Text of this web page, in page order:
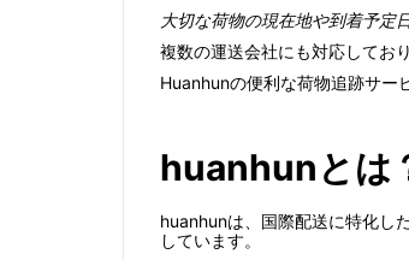
大切な荷物の現在地や到着予定
複数の運送会社にも対応しており
Huanhunの便利な荷物追跡サー
huanhunとは
huanhunは、国際配送に特化し
しています。